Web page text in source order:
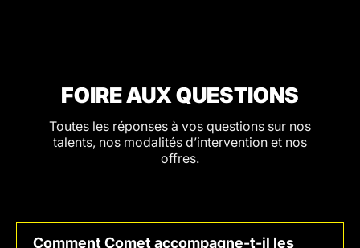
FOIRE AUX QUESTIONS
Toutes les réponses à vos questions sur nos
talents, nos modalités d’intervention et nos
offres.
Comment Comet accompagne-t-il les